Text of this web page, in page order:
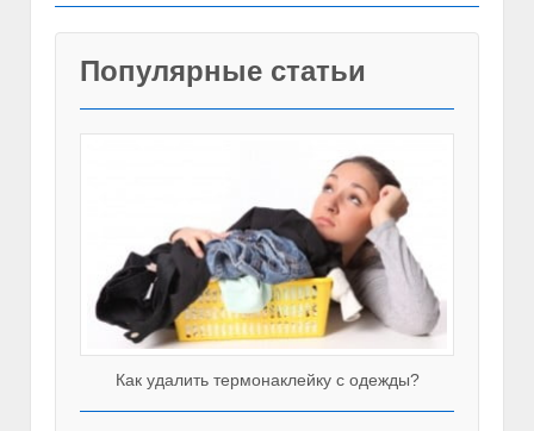
Популярные статьи
Как удалить термонаклейку с одежды?